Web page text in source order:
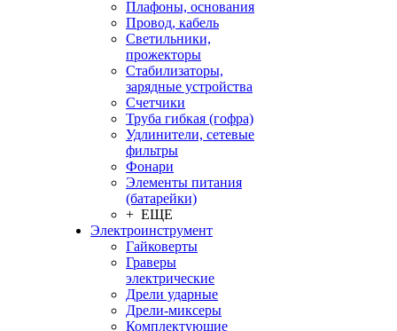
Плафоны, основания
Провод, кабель
Светильники,
прожекторы
Стабилизаторы,
зарядные устройства
Счетчики
Труба гибкая (гофра)
Удлинители, сетевые
фильтры
Фонари
Элементы питания
(батарейки)
+ ЕЩЕ
Электроинструмент
Гайковерты
Граверы
электрические
Дрели ударные
Дрели-миксеры
Комплектующие